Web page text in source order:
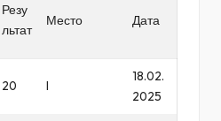
Резу
льтат
Место Дата
20 I
18.02.
2025